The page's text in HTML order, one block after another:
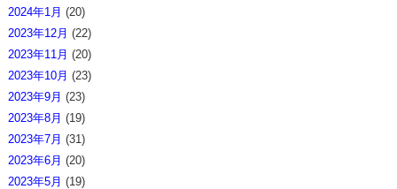
2024年1月 (20)
2023年12月 (22)
2023年11月 (20)
2023年10月 (23)
2023年9月 (23)
2023年8月 (19)
2023年7月 (31)
2023年6月 (20)
2023年5月 (19)